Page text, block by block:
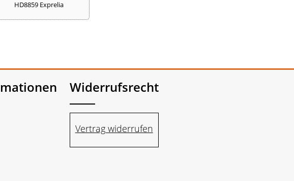
HD8859 Exprelia
Widerrufsrecht
Vertrag widerrufen